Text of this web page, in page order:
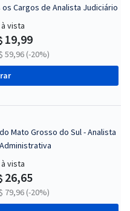
Cargos de Analista Judiciário
vista
19,99
59,96 (-20%)
Mato Grosso do Sul - Analista
vista
26,65
79,96 (-20%)